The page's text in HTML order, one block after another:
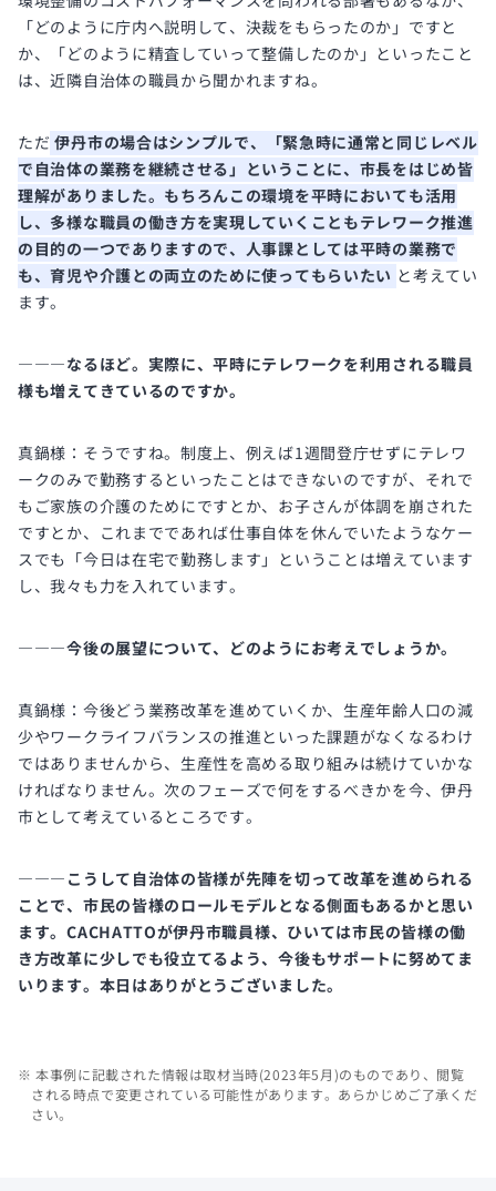
「どのように庁内へ説明して、決裁をもらったのか」ですと
か、「どのように精査していって整備したのか」といったこと
は、近隣自治体の職員から聞かれますね。
ただ 伊丹市の場合はシンプルで、「緊急時に通常と同じレベル
で自治体の業務を継続させる」ということに、市長をはじめ皆
理解がありました。もちろんこの環境を平時においても活用
し、多様な職員の働き方を実現していくこともテレワーク推進
の目的の一つでありますので、人事課としては平時の業務で
も、育児や介護との両立のために使ってもらいたい と考えてい
ます。
―――なるほど。実際に、平時にテレワークを利用される職員
様も増えてきているのですか。
真鍋様：そうですね。制度上、例えば1週間登庁せずにテレワ
ークのみで勤務するといったことはできないのですが、それで
もご家族の介護のためにですとか、お子さんが体調を崩された
ですとか、これまでであれば仕事自体を休んでいたようなケー
スでも「今日は在宅で勤務します」ということは増えています
し、我々も力を入れています。
―――今後の展望について、どのようにお考えでしょうか。
真鍋様：今後どう業務改革を進めていくか、生産年齢人口の減
少やワークライフバランスの推進といった課題がなくなるわけ
ではありませんから、生産性を高める取り組みは続けていかな
ければなりません。次のフェーズで何をするべきかを今、伊丹
市として考えているところです。
―――こうして自治体の皆様が先陣を切って改革を進められる
ことで、市民の皆様のロールモデルとなる側面もあるかと思い
ます。CACHATTOが伊丹市職員様、ひいては市民の皆様の働
き方改革に少しでも役立てるよう、今後もサポートに努めてま
いります。本日はありがとうございました。
※ 本事例に記載された情報は取材当時(2023年5月)のものであり、閲覧
される時点で変更されている可能性があります。あらかじめご了承くだ
さい。